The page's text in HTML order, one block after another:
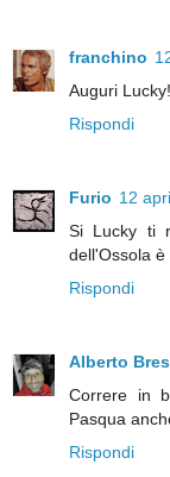
franchino
Auguri Lucky!
Rispondi
Furio 12
Si Lucky ti
dell'Ossola è
Rispondi
Alberto
Correre in
Pasqua
Rispondi